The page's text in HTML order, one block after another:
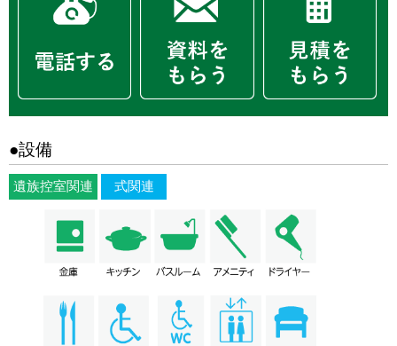
●設備
遺族控室関連 式関連